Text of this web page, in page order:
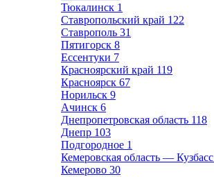
Тюкалинск 1
Ставропольский край 122
Ставрополь 31
Пятигорск 8
Ессентуки 7
Красноярский край 119
Красноярск 67
Норильск 9
Ачинск 6
Днепропетровская область 118
Днепр 103
Подгородное 1
Кемеровская область — Кузбасс
Кемерово 30